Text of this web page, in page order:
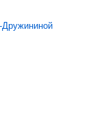
Дружининой